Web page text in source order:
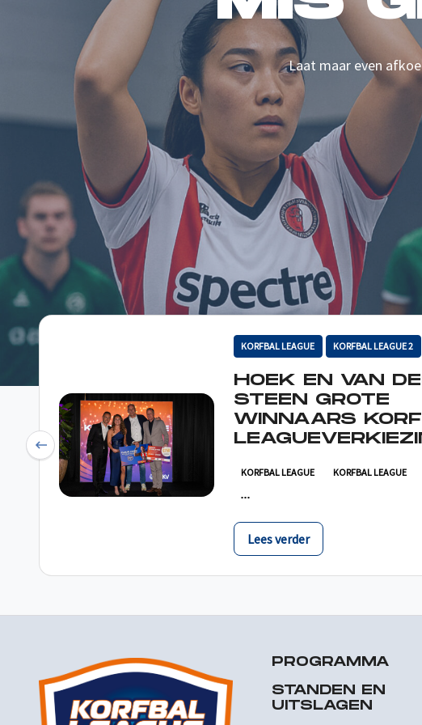
Laat maar even
KORFBAL LEAGUE KORFBAL LEAGUE 2
HOEK EN VAN
STEEN GROTE
WINNAARS
KORFBAL LEAGUE KORFBAL LEAGUE
Lees verder
Previous
PROGRAMMA
STANDEN EN
UITSLAGEN